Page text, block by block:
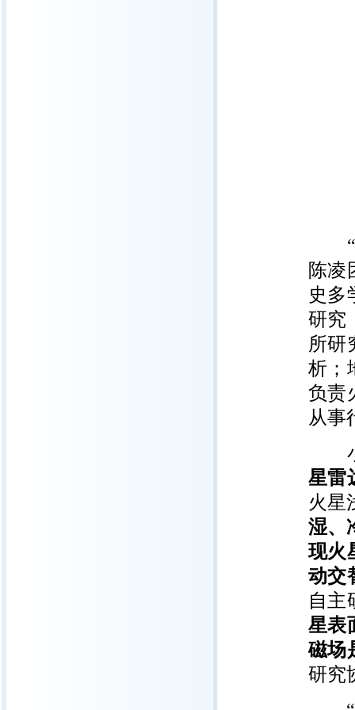
“火
陈凌
史多
研究
所研
析；
负责
从事
小
星雷
火星
湿、
现火
动交
自主
星表
磁场
研究